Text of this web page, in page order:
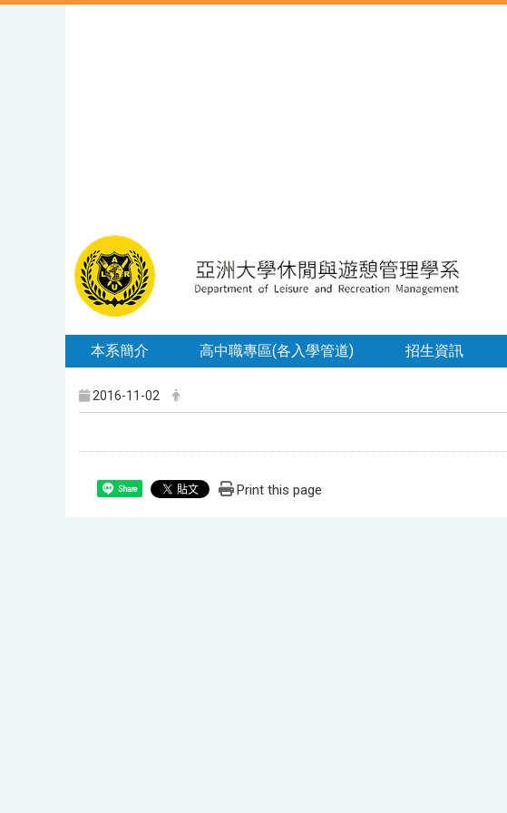
本系簡介 高中職專區(各入學管道) 招生資訊
2016-11-02
Share Print this page